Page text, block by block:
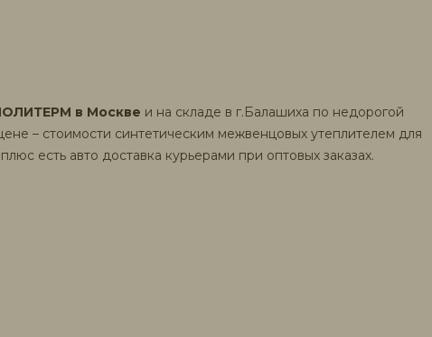
в Москве и на складе в г.Балашиха по недорогой
– стоимости синтетическим межвенцовых утеплителем для
есть авто доставка курьерами при оптовых заказах.